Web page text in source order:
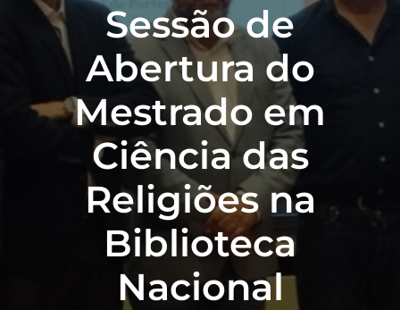
Sessão de
Abertura do
Mestrado em
Ciência das
Religiões na
Biblioteca
Nacional